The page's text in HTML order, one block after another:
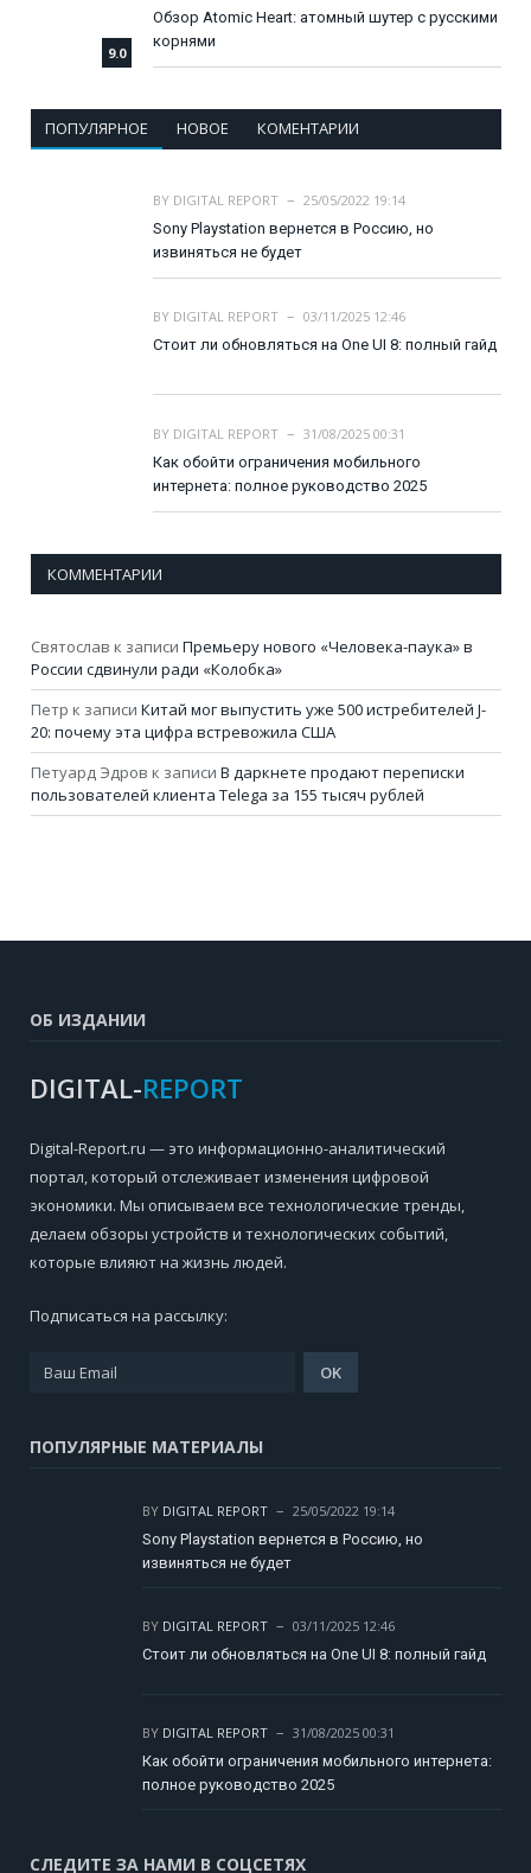
9.0
Обзор Atomic Heart: атомный шутер с русскими
корнями
ПОПУЛЯРНОЕ НОВОЕ КОМЕНТАРИИ
BY DIGITAL REPORT
25/05/2022 19:14
Sony Playstation вернется в Россию, но
извиняться не будет
BY DIGITAL REPORT
03/11/2025 12:46
Стоит ли обновляться на One UI 8: полный гайд
BY DIGITAL REPORT
31/08/2025 00:31
Как обойти ограничения мобильного
интернета: полное руководство 2025
КОММЕНТАРИИ
Святослав к записи Премьеру нового «Человека-паука» в
России сдвинули ради «Колобка»
Петр к записи Китай мог выпустить уже 500 истребителей J-
20: почему эта цифра встревожила США
Петуард Эдров к записи В даркнете продают переписки
пользователей клиента Telega за 155 тысяч рублей
ОБ ИЗДАНИИ
DIGITAL-REPORT
Digital-Report.ru — это информационно-аналитический
портал, который отслеживает изменения цифровой
экономики. Мы описываем все технологические тренды,
делаем обзоры устройств и технологических событий,
которые влияют на жизнь людей.
Подписаться на рассылку:
ПОПУЛЯРНЫЕ МАТЕРИАЛЫ
BY DIGITAL REPORT
25/05/2022 19:14
Sony Playstation вернется в Россию, но
извиняться не будет
BY DIGITAL REPORT
03/11/2025 12:46
Стоит ли обновляться на One UI 8: полный гайд
BY DIGITAL REPORT
31/08/2025 00:31
Как обойти ограничения мобильного интернета:
полное руководство 2025
СЛЕДИТЕ ЗА НАМИ В СОЦСЕТЯХ